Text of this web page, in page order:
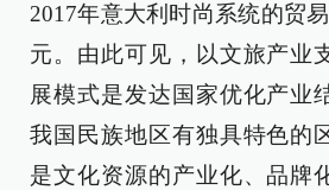
2017年意大利时尚系统的贸
元。由此可见，以文旅产业
展模式是发达国家优化产业
我国民族地区有独具特色的
是文化资源的产业化、品牌